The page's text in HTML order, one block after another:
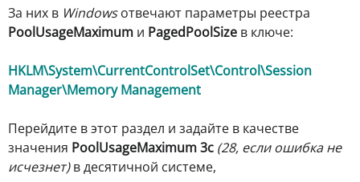
За них в Windowsотвечают параметры реестра
PoolUsageMaximum и PagedPoolSize в ключе:
HKLM\System\CurrentControlSet\Control\Session
Manager\Memory Management
Перейдите в этот раздел и задайте в качестве
значения PoolUsageMaximum 3c (28, если ошибка не
исчезнет)в десятичной системе,